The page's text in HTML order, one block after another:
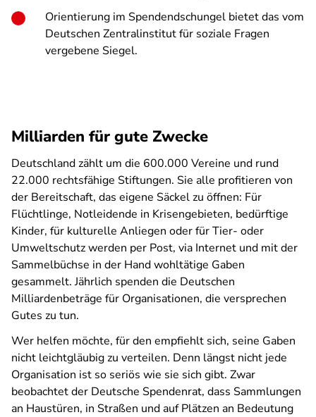
Orientierung im Spendendschungel bietet das vom
Deutschen Zentralinstitut für soziale Fragen
vergebene Siegel.
Milliarden für gute Zwecke
Deutschland zählt um die 600.000 Vereine und rund
22.000 rechtsfähige Stiftungen. Sie alle profitieren von
der Bereitschaft, das eigene Säckel zu öffnen: Für
Flüchtlinge, Notleidende in Krisengebieten, bedürftige
Kinder, für kulturelle Anliegen oder für Tier- oder
Umweltschutz werden per Post, via Internet und mit der
Sammelbüchse in der Hand wohltätige Gaben
gesammelt. Jährlich spenden die Deutschen
Milliardenbeträge für Organisationen, die versprechen
Gutes zu tun.
Wer helfen möchte, für den empfiehlt sich, seine Gaben
nicht leichtgläubig zu verteilen. Denn längst nicht jede
Organisation ist so seriös wie sie sich gibt. Zwar
beobachtet der Deutsche Spendenrat, dass Sammlungen
an Haustüren, in Straßen und auf Plätzen an Bedeutung